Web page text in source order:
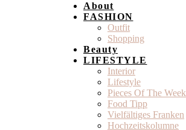
About
FASHION
Outfit
Shopping
Beauty
LIFESTYLE
Interior
Lifestyle
Pieces Of The Week
Food Tipp
Vielfältiges Franken
Hochzeitskolumne